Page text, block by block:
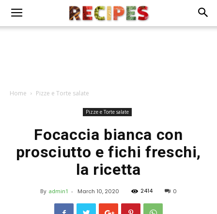
Home Pizze e Torte salate
Pizze e Torte salate
Focaccia bianca con
prosciutto e fichi freschi,
la ricetta
By admin1 - March 10, 2020 2414 0